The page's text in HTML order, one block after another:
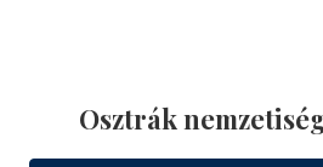
Osztrák